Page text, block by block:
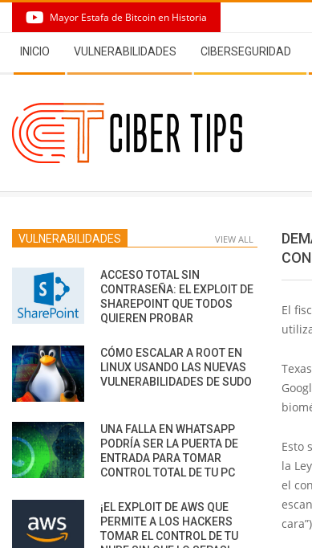
content
Mayor Estafa de Bitcoin en Historia
Navigation
Menu
INICIO VULNERABILIDADES CIBERSEGURIDAD
El
Esto
la
el
VULNERABILIDADES VIEW ALL
ACCESO TOTAL SIN
CONTRASEÑA: EL EXPLOIT DE
SHAREPOINT QUE TODOS
QUIEREN PROBAR
CÓMO ESCALAR A ROOT EN
LINUX USANDO LAS NUEVAS
VULNERABILIDADES DE SUDO
UNA FALLA EN WHATSAPP
PODRÍA SER LA PUERTA DE
ENTRADA PARA TOMAR
CONTROL TOTAL DE TU PC
¡EL EXPLOIT DE AWS QUE
PERMITE A LOS HACKERS
TOMAR EL CONTROL DE TU